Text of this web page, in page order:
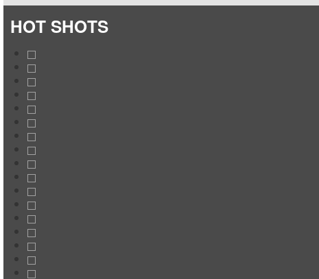
HOT SHOTS